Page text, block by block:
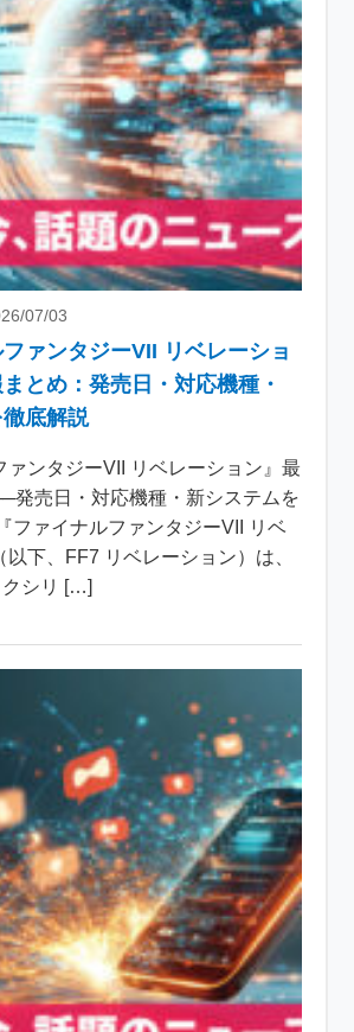
07/03
ファンタジーVII リベレーショ
とめ：発売日・対応機種・
底解説
ァンタジーVII リベレーション』最
発売日・対応機種・新システムを
ファイナルファンタジーVII リベ
以下、FF7 リベレーション）は、
クシリ […]